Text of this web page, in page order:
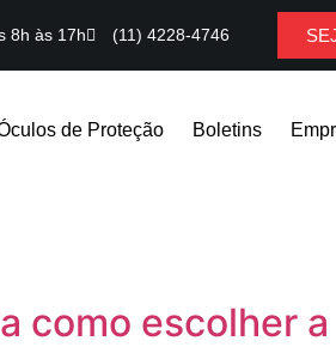
8h às 17h (11) 4228-4746
de Proteção Boletins
como escolher